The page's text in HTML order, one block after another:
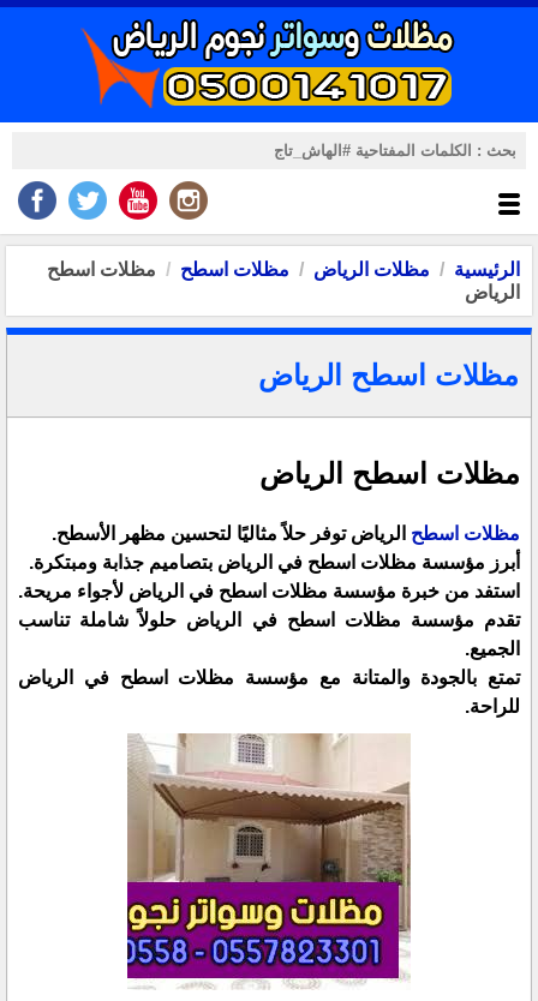
الرئيسية مظلات الرياض مظلات اسطح
مظلات اسطح
الرياض
مظلات اسطح الرياض
مظلات اسطح الرياض
مظلات اسطح الرياض توفر حلاً مثاليًا لتحسين مظهر الأسطح.
أبرز مؤسسة مظلات اسطح في الرياض بتصاميم جذابة ومبتكرة.
استفد من خبرة مؤسسة مظلات اسطح في الرياض لأجواء مريحة.
تقدم مؤسسة مظلات اسطح في الرياض حلولاً شاملة تناسب
الجميع.
تمتع بالجودة والمتانة مع مؤسسة مظلات اسطح في الرياض
للراحة.